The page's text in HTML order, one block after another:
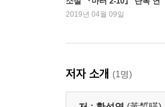
재
2019년 04월 09일
저자 소개 (1명)